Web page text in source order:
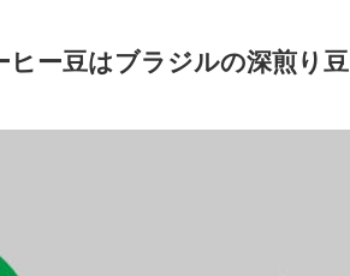
ー豆はブラジルの深煎り豆